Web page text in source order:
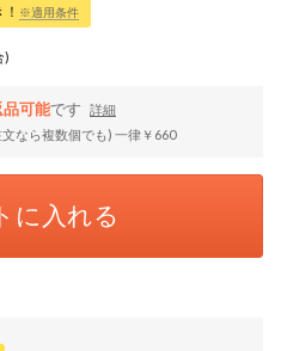
※適用条件
)
品可能です
詳細
なら複数個でも) 一律￥660
に入れる